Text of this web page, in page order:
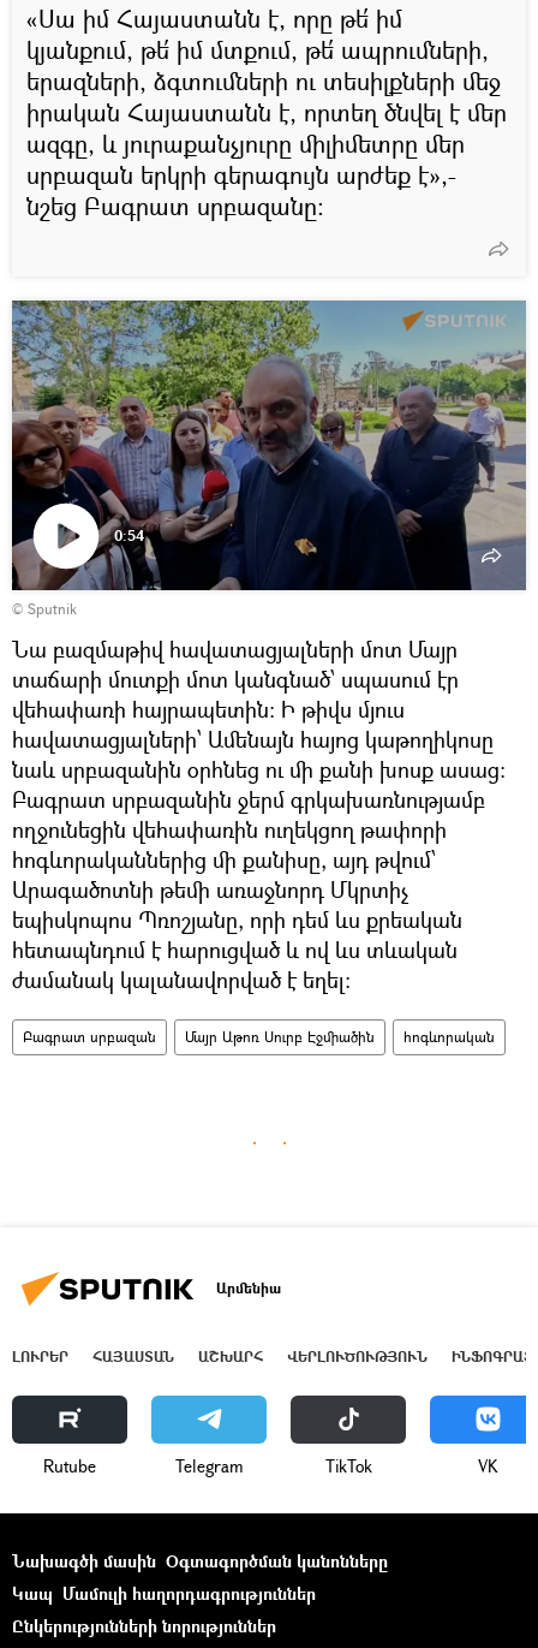
«Սա իմ Հայաստանն է, որը թե՛ իմ
կյանքում, թե՛ իմ մտքում, թե՛ ապրումների,
երազների, ձգտումների ու տեսիլքների մեջ
իրական Հայաստանն է, որտեղ ծնվել է մեր
ազգը, և յուրաքանչյուրը միլիմետրը մեր
սրբազան երկրի գերագույն արժեք է»,-
նշեց Բագրատ սրբազանը։
Դիտել
տեսանյութը
0:54
© Sputnik
Նա բազմաթիվ հավատացյալների մոտ Մայր
տաճարի մուտքի մոտ կանգնած՝ սպասում էր
վեհափառի հայրապետին։ Ի թիվս մյուս
հավատացյալների՝ Ամենայն հայոց կաթողիկոսը
նաև սրբազանին օրհնեց ու մի քանի խոսք ասաց։
Բագրատ սրբազանին ջերմ գրկախառնությամբ
ողջունեցին վեհափառին ուղեկցող թափորի
հոգևորականներից մի քանիսը, այդ թվում՝
Արագածոտնի թեմի առաջնորդ Մկրտիչ
եպիսկոպոս Պռոշյանը, որի դեմ ևս քրեական
հետապնդում է հարուցված և ով ևս տևական
ժամանակ կալանավորված է եղել։
Բագրատ սրբազան Մայր Աթոռ Սուրբ Էջմիածին հոգևորական
Արմենիա
ԼՈՒՐԵՐ ՀԱՅԱՍՏԱՆ ԱՇԽԱՐՀ ՎԵՐԼՈՒԾՈՒԹՅՈՒՆ
Rutube Telegram ТikТоk VK
Նախագծի մասին Օգտագործման կանոնները
Կապ Մամուլի հաղորդագրություններ
Ընկերությունների նորություններ